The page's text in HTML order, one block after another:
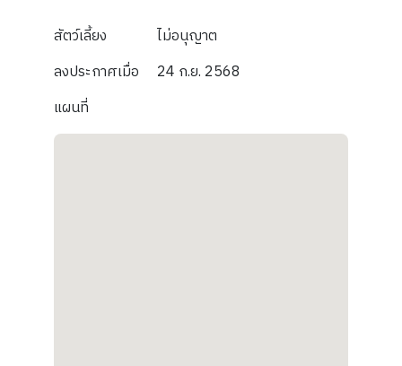
สัตว์เลี้ยง
ไม่อนุญาต
ลงประกาศเมื่อ
24 ก.ย. 2568
แผนที่